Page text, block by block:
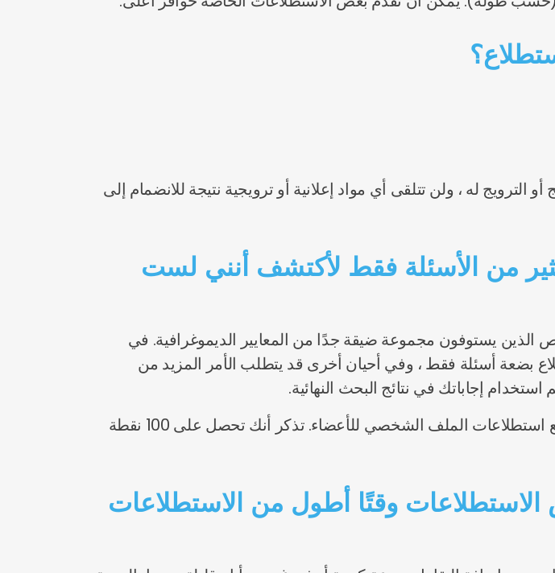
له ، ولن تتلقى أي مواد إعلانية أو ترويجية نتيجة للانضمام إلى
من الأسئلة فقط لأكتشف أنني لست
يستوفون مجموعة ضيقة جدًا من المعايير الديموغرافية. في
بضعة أسئلة فقط ، وفي أحيان أخرى قد يتطلب الأمر المزيد من
استخدام إجاباتك في نتائج البحث النهائية.
لزيادة فرص التأهل للاستطلاعات المستقبلية عبر الإنترنت ، أكمل جميع استطلاعات الملف الشخصي للأعضاء. تذكر أنك تحصل على 100 نقطة
وقتًا أطول من الاستطلاعات